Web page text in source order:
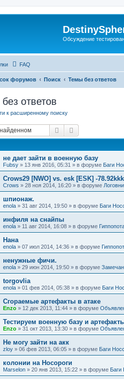
Обсуждение
FAQ
форумов Поиск Темы без ответов
ответов
к расширенному поиску
Поиск
не дает зайти в военную базу
Fubsy » 13 янв 2016, 05:31 » в форуме Баги
Crows29 [NWO] vs. esk [ESK] -78.92kkk
Crows » 28 ноя 2014, 16:20 » в форуме
шпионаж.
enola » 31 авг 2014, 19:50 » в форуме Баги
инфиля на снайпы
enola » 11 авг 2014, 16:08 » в форуме
Нана
enola » 07 июл 2014, 14:36 » в форуме
ненужные фичи.
enola » 29 июн 2014, 19:50 » в форуме
torgovlia
enola » 01 фев 2014, 05:38 » в форуме Баги
Сгораемые артефакты в атаке
Enzo » 12 дек 2013, 11:44 » в форуме
Тестируем военную базу и
Enzo » 31 окт 2013, 13:30 » в форуме
Не могу зайти на акк
zloy » 06 фев 2013, 06:05 » в форуме Баги
колонии на Носороги
Marselon » 20 янв 2013, 15:22 » в форуме Баги